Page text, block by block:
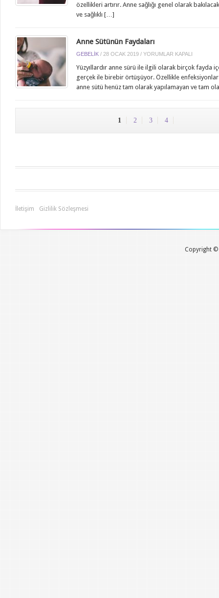
IÇIN
özellikleri artırır. Anne sağlığı genel olarak
ve sağlıklı […]
Anne Sütünün Faydaları
GEBELIK / 28 OCAK 2019 / ANNE
FAYDALARI
IÇIN
YORUMLAR KAPALI
Yüzyıllardır anne sürü ile ilgili olarak birçok fayda
gerçek ile birebir örtüşüyor. Özellikle
anne sütü henüz tam olarak yapılamayan ve tam
1 2 3 4
İletişim Gizlilik Sözleşmesi
Copyright ©